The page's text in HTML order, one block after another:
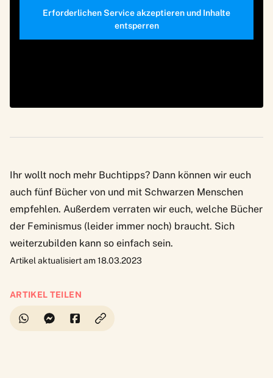
Erforderlichen Service akzeptieren und Inhalte
entsperren
Ihr wollt noch mehr Buchtipps? Dann können wir euch
auch fünf Bücher von und mit Schwarzen Menschen
empfehlen. Außerdem verraten wir euch, welche Bücher
der Feminismus (leider immer noch) braucht. Sich
weiterzubilden kann so einfach sein.
Artikel aktualisiert am 18.03.2023
ARTIKEL TEILEN